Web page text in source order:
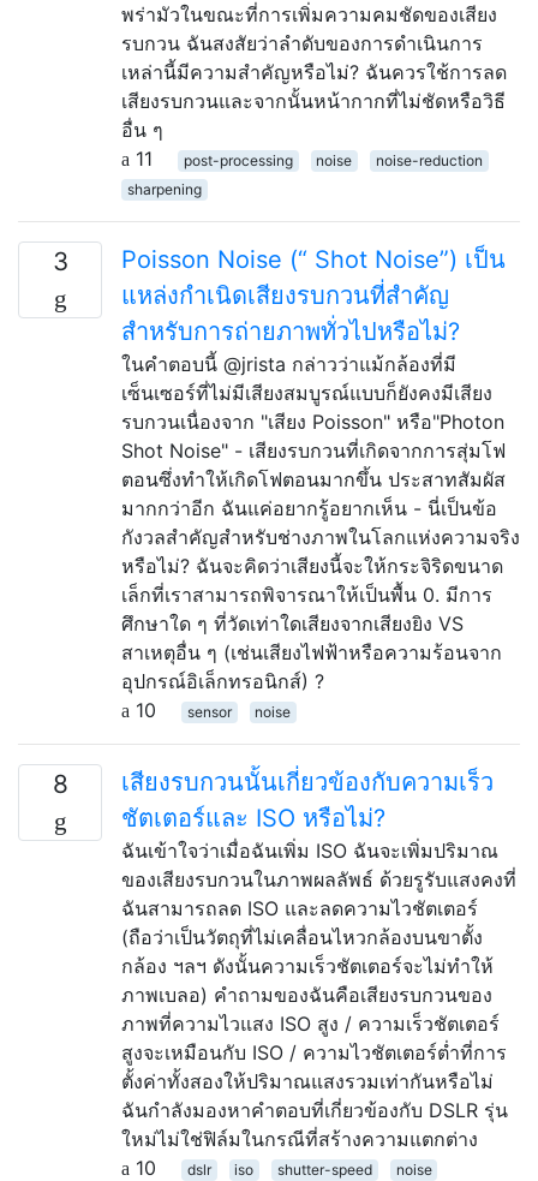
พร่ามัวในขณะที่การเพิ่มความคมชัดของเสียง
รบกวน ฉันสงสัยว่าลำดับของการดำเนินการ
เหล่านี้มีความสำคัญหรือไม่? ฉันควรใช้การลด
เสียงรบกวนและจากนั้นหน้ากากที่ไม่ชัดหรือวิธี
อื่น ๆ
11
post-processing noise
noise-reduction
sharpening
3
Poisson Noise (“ Shot Noise”) เป็น
แหล่งกำเนิดเสียงรบกวนที่สำคัญ
สำหรับการถ่ายภาพทั่วไปหรือไม่?
ในคำตอบนี้ @jrista กล่าวว่าแม้กล้องที่มี
เซ็นเซอร์ที่ไม่มีเสียงสมบูรณ์แบบก็ยังคงมีเสียง
รบกวนเนื่องจาก "เสียง Poisson" หรือ"Photon
Shot Noise" - เสียงรบกวนที่เกิดจากการสุ่มโฟ
ตอนซึ่งทำให้เกิดโฟตอนมากขึ้น ประสาทสัมผัส
มากกว่าอีก ฉันแค่อยากรู้อยากเห็น - นี่เป็นข้อ
กังวลสำคัญสำหรับช่างภาพในโลกแห่งความจริง
หรือไม่? ฉันจะคิดว่าเสียงนี้จะให้กระจิริดขนาด
เล็กที่เราสามารถพิจารณาให้เป็นพื้น 0. มีการ
ศึกษาใด ๆ ที่วัดเท่าใดเสียงจากเสียงยิง VS
สาเหตุอื่น ๆ (เช่นเสียงไฟฟ้าหรือความร้อนจาก
อุปกรณ์อิเล็กทรอนิกส์) ?
10
sensor noise
8
เสียงรบกวนนั้นเกี่ยวข้องกับความเร็ว
ชัตเตอร์และ ISO หรือไม่?
ฉันเข้าใจว่าเมื่อฉันเพิ่ม ISO ฉันจะเพิ่มปริมาณ
ของเสียงรบกวนในภาพผลลัพธ์ ด้วยรูรับแสงคงที่
ฉันสามารถลด ISO และลดความไวชัตเตอร์
(ถือว่าเป็นวัตถุที่ไม่เคลื่อนไหวกล้องบนขาตั้ง
กล้อง ฯลฯ ดังนั้นความเร็วชัตเตอร์จะไม่ทำให้
ภาพเบลอ) คำถามของฉันคือเสียงรบกวนของ
ภาพที่ความไวแสง ISO สูง / ความเร็วชัตเตอร์
สูงจะเหมือนกับ ISO / ความไวชัตเตอร์ต่ำที่การ
ตั้งค่าทั้งสองให้ปริมาณแสงรวมเท่ากันหรือไม่
ฉันกำลังมองหาคำตอบที่เกี่ยวข้องกับ DSLR รุ่น
ใหม่ไม่ใช่ฟิล์มในกรณีที่สร้างความแตกต่าง
10
dslr iso shutter-speed
noise